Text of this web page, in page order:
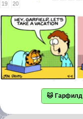
19
20
🐱 Гарфилд